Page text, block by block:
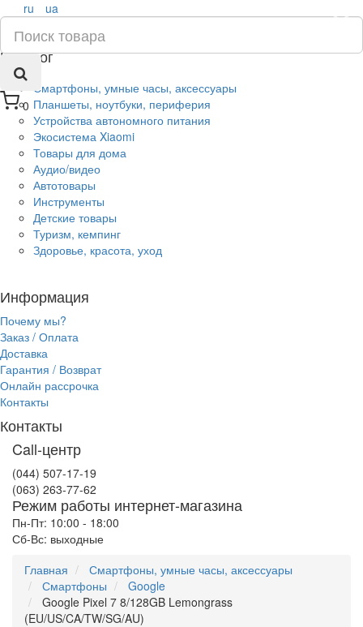
0
×
ru ua
Каталог
Смартфоны, умные часы, аксессуары
Планшеты, ноутбуки, периферия
Устройства автономного питания
Экосистема Xiaomi
Товары для дома
Аудио/видео
Автотовары
Инструменты
Детские товары
Туризм, кемпинг
Здоровье, красота, уход
Информация
Почему мы?
Заказ / Оплата
Доставка
Гарантия / Возврат
Онлайн рассрочка
Контакты
Контакты
Call-центр
(044) 507-17-19
(063) 263-77-62
Режим работы интернет-магазина
Пн-Пт: 10:00 - 18:00
Сб-Вс: выходные
Главная
Смартфоны, умные часы, аксессуары
Смартфоны
Google
Google Pixel 7 8/128GB Lemongrass
(EU/US/CA/TW/SG/AU)